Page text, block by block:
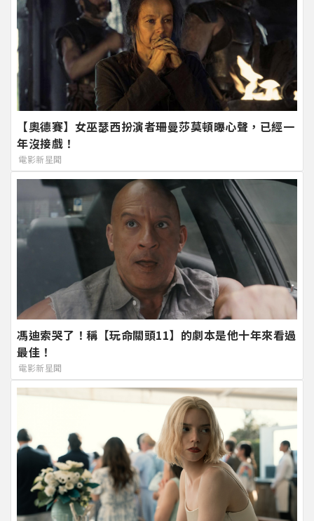
【奧德賽】女巫瑟西扮演者珊曼莎莫頓曝心聲，已經一
年沒接戲！
電影新星聞
馮迪索哭了！稱【玩命關頭11】的劇本是他十年來看過
最佳！
電影新星聞